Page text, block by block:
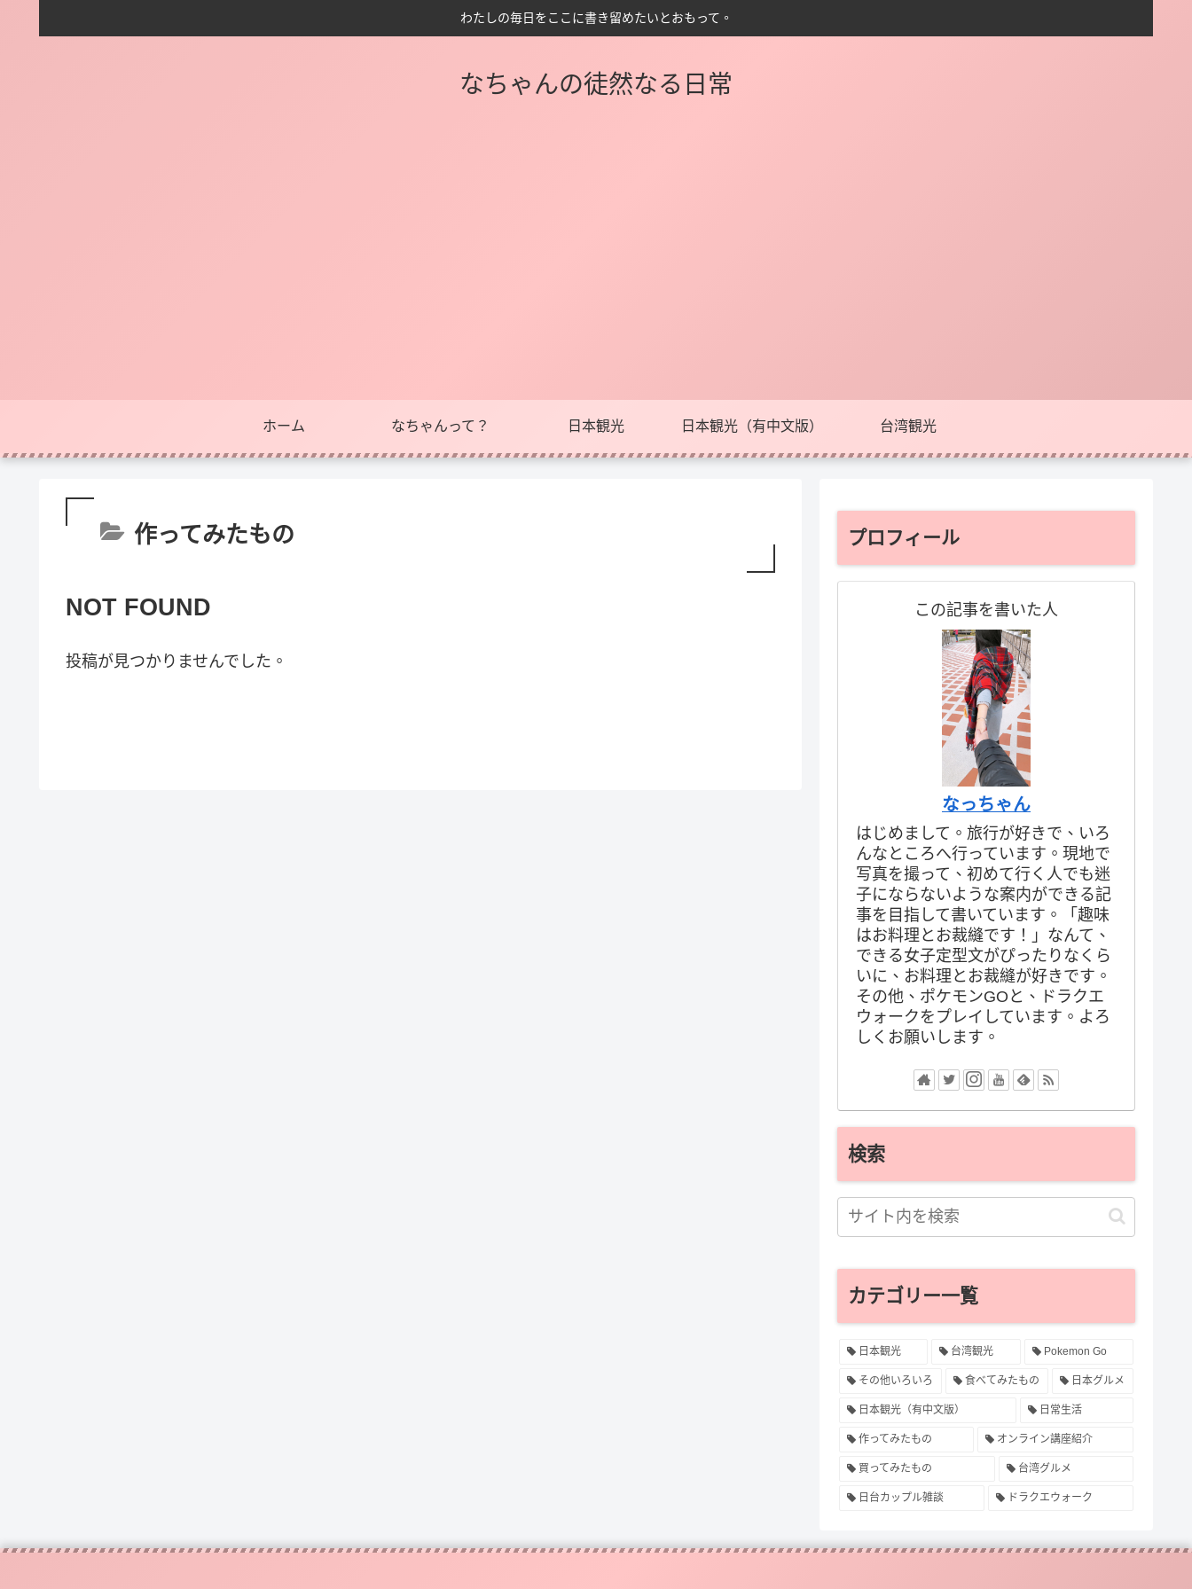
わたしの毎日をここに書き留めたいとおもって。
なちゃんの徒然なる日常
ホーム なちゃんって？ 日本観光 日本観光（有中文版） 台湾観光
作ってみたもの
NOT FOUND
投稿が見つかりませんでした。
プロフィール
この記事を書いた人
なっちゃん
はじめまして。旅行が好きで、いろ
んなところへ行っています。現地で
写真を撮って、初めて行く人でも迷
子にならないような案内ができる記
事を目指して書いています。「趣味
はお料理とお裁縫です！」なんて、
できる女子定型文がぴったりなくら
いに、お料理とお裁縫が好きです。
その他、ポケモンGOと、ドラクエ
ウォークをプレイしています。よろ
しくお願いします。
検索
カテゴリー一覧
日本観光 台湾観光 Pokemon Go
その他いろいろ 食べてみたもの 日本グルメ
日本観光（有中文版） 日常生活
作ってみたもの オンライン講座紹介
買ってみたもの 台湾グルメ
日台カップル雑談 ドラクエウォーク